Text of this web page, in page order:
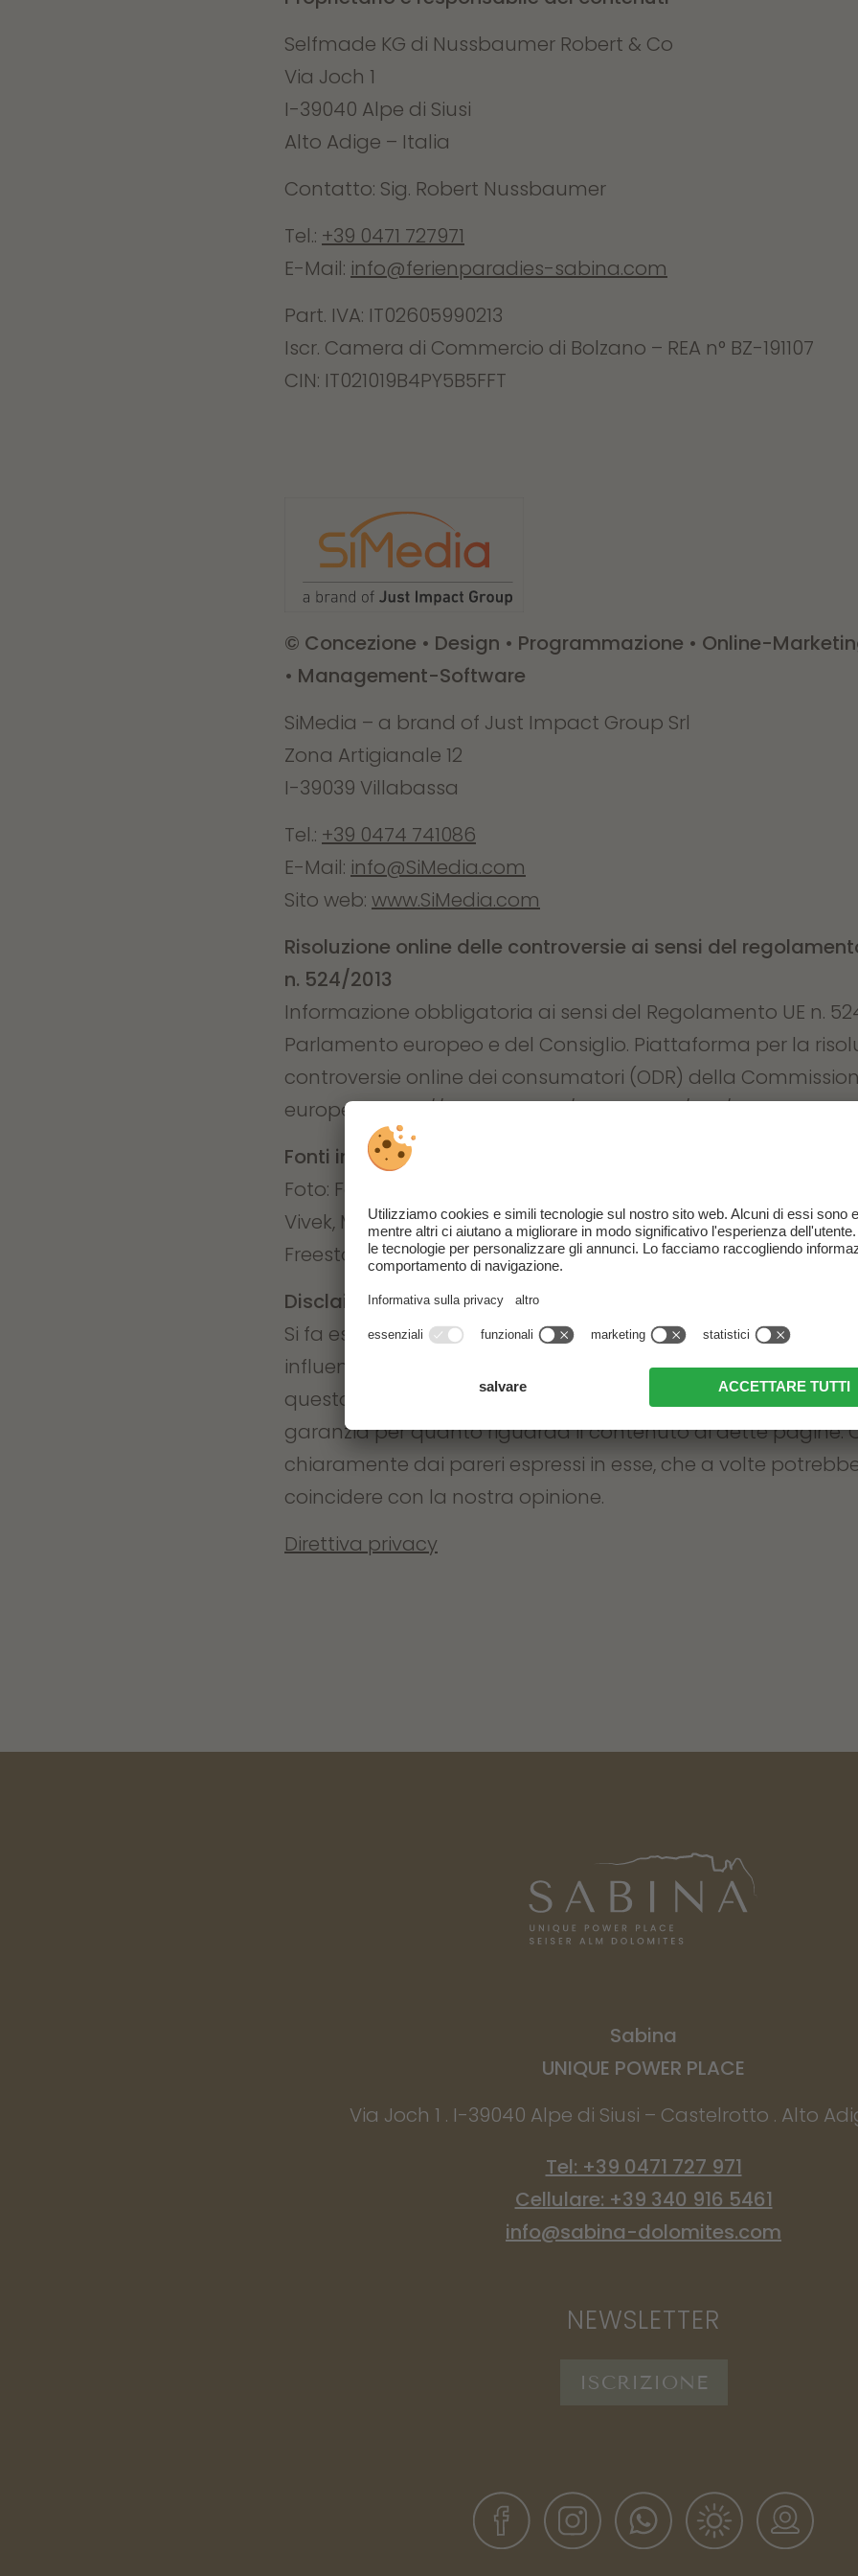
Selfmade KG di Nussbaumer Robert & Co
Via Joch 1
I-39040 Alpe di Siusi
Alto Adige – Italia
Contatto: Sig. Robert Nussbaumer
Tel.: +39 0471 727971
E-Mail: info@ferienparadies-sabina.com
Part. IVA: IT02605990213
Iscr. Camera di Commercio di Bolzano – REA n° BZ-191107
CIN: IT021019B4PY5B5FFT
© Concezione • Design • Programmazione • Online-
• Management-Software
SiMedia – a brand of Just Impact Group Srl
Zona Artigianale 12
I-39039 Villabassa
Tel.: +39 0474 741086
E-Mail: info@SiMedia.com
Sito web: www.SiMedia.com
Risoluzione online delle controversie ai sensi del
n. 524/2013
Informazione obbligatoria ai sensi del Regolamento UE n.
Parlamento europeo e del Consiglio. Piattaforma per la
controversie online dei consumatori (ODR) della
europea:https://ec.europa.eu/consumers/odr/
Fonti immagini
Foto: Ferienparadies Sabina; Rene Gruber; Unsplash:
Vivek, Michael Baccin, Jaqueline Pelzer, Montatip Lilitsanong,
Freestocks, Haley Phelps
Disclaimer
Si fa espressamente notare che il nostro operato non
influenza sulla configurazione nonché sui contenuti di
questo sito web. Non ci assumiamo pertanto alcuna
garanzia per quanto riguarda il contenuto di dette pagine.
chiaramente dai pareri espressi in esse, che a volte
coincidere con la nostra opinione.
Direttiva privacy
Sabina
UNIQUE POWER PLACE
Via Joch 1 . I-39040 Alpe di Siusi – Castelrotto . Alto
Tel: +39 0471 727 971
Cellulare: +39 340 916 5461
info@sabina-dolomites.com
NEWSLETTER
ISCRIZIONE